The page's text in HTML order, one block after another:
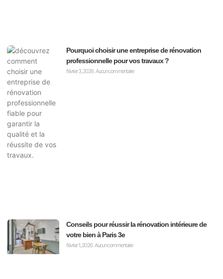
Pourquoi choisir une entreprise de rénovation
professionnelle pour vos travaux ?
février 3, 2026 Aucun commentaire
Conseils pour réussir la rénovation intérieure de
votre bien à Paris 3e
février 1, 2026 Aucun commentaire